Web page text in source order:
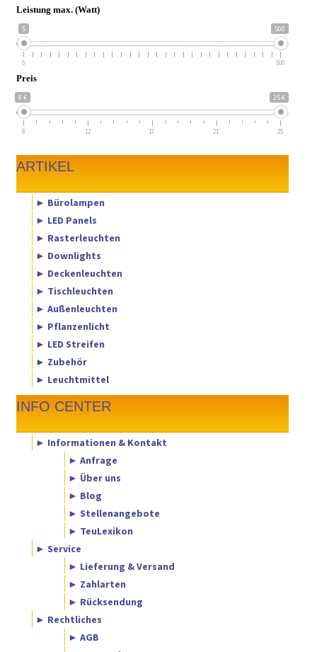
Leistung max. (Watt)
5 500
5 500
Preis
8 € 25 €
8 12 17 21 25
ARTIKEL
► Bürolampen
► LED Panels
► Rasterleuchten
► Downlights
► Deckenleuchten
► Tischleuchten
► Außenleuchten
► Pflanzenlicht
► LED Streifen
► Zubehör
► Leuchtmittel
INFO CENTER
► Informationen & Kontakt
► Anfrage
► Über uns
► Blog
► Stellenangebote
► TeuLexikon
► Service
► Lieferung & Versand
► Zahlarten
► Rücksendung
► Rechtliches
► AGB